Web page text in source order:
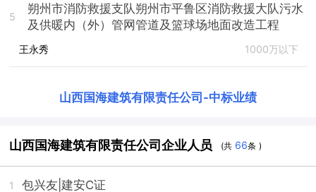
5
朔州市消防救援支队朔州市平鲁区消防救援大队污水
及供暖内（外）管网管道及篮球场地面改造工程
王永秀 1000万以下
山西国海建筑有限责任公司 -中标业绩
山西国海建筑有限责任公司企业人员 (共 66条 )
1 包兴友 |建安C证